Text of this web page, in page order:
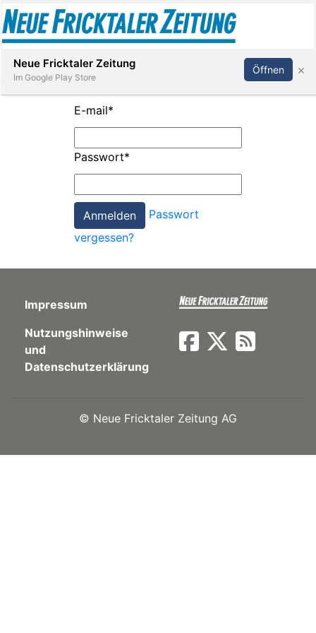
Paper
App
Abonnieren Anmelden
E-mail*
Passwort*
Passwort
vergessen?
Impressum
Nutzungshinweise
und
Datenschutzerklärung
© Neue Fricktaler Zeitung AG
Neue Fricktaler Zeitung
Im Google Play Store
Öffnen ×